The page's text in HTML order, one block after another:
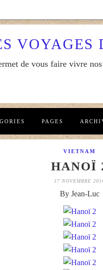
VOYAGES
de vous faire vivre
PAGES
VIETNAM
HANOÏ
17 NOVEMBRE
By Jean-Luc